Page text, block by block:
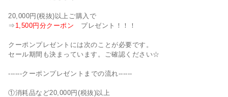
20,000円(税抜)以上ご購入で
⇒ 1,500円分クーポン プレゼント！！！
クーポンプレゼントには次のことが必要です。
セール期間も決まっています。ご確認ください☆
------クーポンプレゼントまでの流れ------
①消耗品など20,000円(税抜)以上